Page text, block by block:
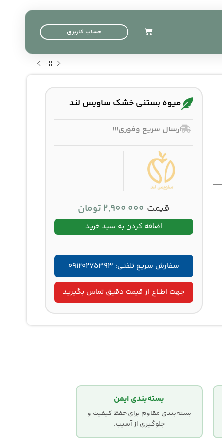
حساب کاربری
میوه بستنی خشک ساویس لند
ارسال سریع وفوری!!!
قیمت 2,900,000 تومان
اضافه کردن به سبد خرید
سفارش سریع تلفنی: ۰۹۱۲۰۲۷۵۳۹۳
جهت اطلاع از قیمت دقیق تماس بگیرید
بسته‌بندی ایمن
بسته‌بندی مقاوم برای حفظ کیفیت و
جلوگیری از آسیب.